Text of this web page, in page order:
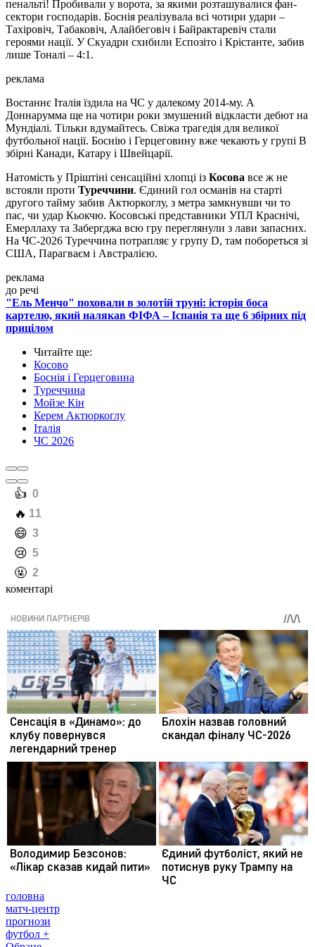
пенальті! Пробивали у ворота, за якими розташувалися фан-
сектори господарів. Боснія реалізувала всі чотири удари –
Тахіровіч, Табаковіч, Алайбеговіч і Байрактаревіч стали
героями нації. У Скуадри схибили Еспозіто і Крістанте, забив
лише Тоналі – 4:1.
реклама
Востаннє Італія їздила на ЧС у далекому 2014-му. А
Доннарумма ще на чотири роки змушений відкласти дебют на
Мундіалі. Тільки вдумайтесь. Свіжа трагедія для великої
футбольної нації. Боснію і Герцеговину вже чекають у групі В
збірні Канади, Катару і Швейцарії.
Натомість у Пріштіні сенсаційні хлопці із Косова все ж не
встояли проти Туреччини. Єдиний гол османів на старті
другого тайму забив Актюркоглу, з метра замкнувши чи то
пас, чи удар Кьокчю. Косовські представники УПЛ Краснічі,
Емерллаху та Забергджа всю гру переглянули з лави запасних.
На ЧС-2026 Туреччина потрапляє у групу D, там побореться зі
США, Парагваєм і Австралією.
реклама
до речі
"Ель Менчо" поховали в золотій труні: історія боса
картелю, який налякав ФІФА – Іспанія та ще 6 збірних під
прицілом
Читайте ще:
Косово
Боснія і Герцеговина
Туреччина
Мойзе Кін
Керем Актюркоглу
Італія
ЧС 2026
️👍 0
️🔥 11
️😄 3
️😢 5
️🤬 2
коментарі
головна
матч-центр
прогнози
футбол +